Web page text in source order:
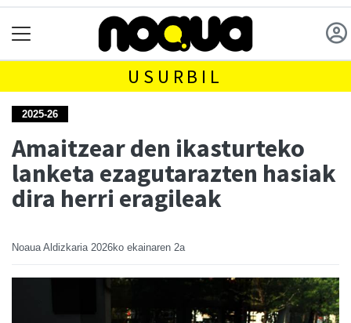
USURBIL
2025-26
Amaitzear den ikasturteko
lanketa ezagutarazten hasiak
dira herri eragileak
Noaua Aldizkaria 2026ko ekainaren 2a